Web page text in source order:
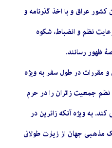
کشور عراق و با اخذ گذرنامه و
نظم و انضباط، شکوه
ظهور رسانند.
مقررات در طول سفر به ویژه
نظم جمعیت زائران را در حرم
به ویژه آنکه زائرین در
مذهبی جهان از زیارت طولانى